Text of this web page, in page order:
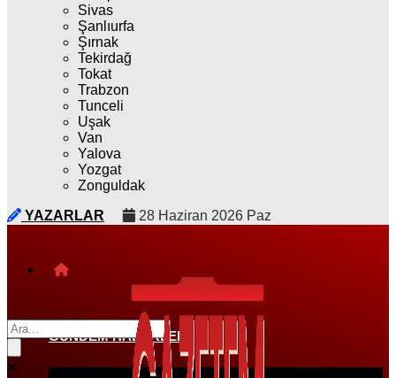
Sivas
Şanlıurfa
Şırnak
Tekirdağ
Tokat
Trabzon
Tunceli
Uşak
Van
Yalova
Yozgat
Zonguldak
YAZARLAR
28 Haziran 2026 Paz
GÜNDEM HABERLERI